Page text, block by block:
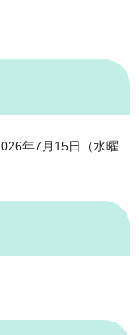
年7月15日（水曜